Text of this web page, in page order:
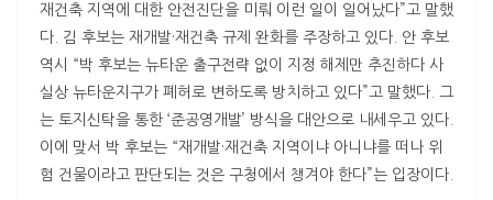
재건축 지역에 대한 안전진단을 미뤄 이런 일이 일어났다”고 말했
다. 김 후보는 재개발·재건축 규제 완화를 주장하고 있다. 안 후보
역시 “박 후보는 뉴타운 출구전략 없이 지정 해제만 추진하다 사
실상 뉴타운지구가 폐허로 변하도록 방치하고 있다”고 말했다. 그
는 토지신탁을 통한 ‘준공영개발’ 방식을 대안으로 내세우고 있다.
이에 맞서 박 후보는 “재개발·재건축 지역이냐 아니냐를 떠나 위
험 건물이라고 판단되는 것은 구청에서 챙겨야 한다”는 입장이다.